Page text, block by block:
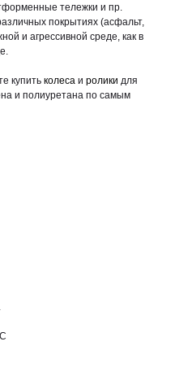
тележки и пр.
покрытиях (асфальт,
и агрессивной среде, как в
купить колеса и ролики для
и полиуретана по самым